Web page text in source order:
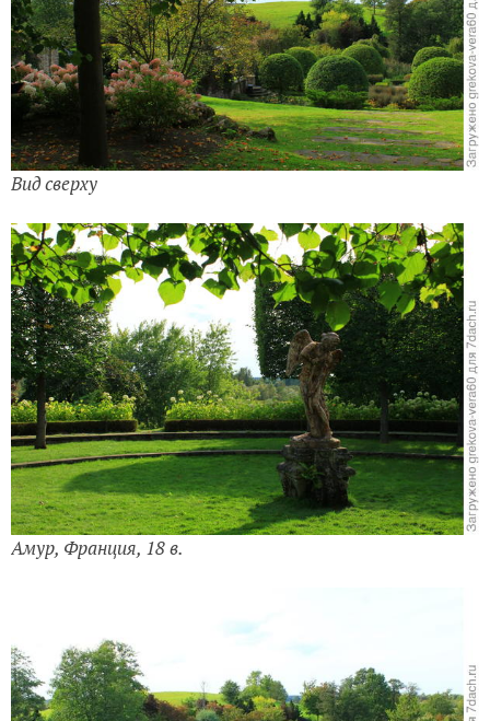
Вид сверху
Амур, Франция, 18 в.